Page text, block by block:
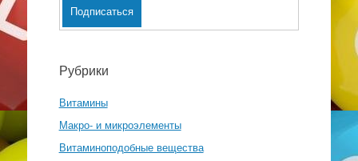
Рубрики
Витамины
Макро- и микроэлементы
Витаминоподобные вещества